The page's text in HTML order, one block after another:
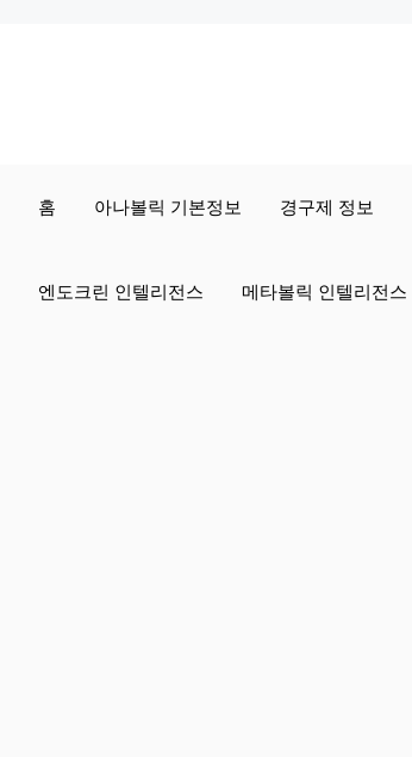
홈 아나볼릭 기본정보 경구제 정보
엔도크린 인텔리전스 메타볼릭 인텔리전스